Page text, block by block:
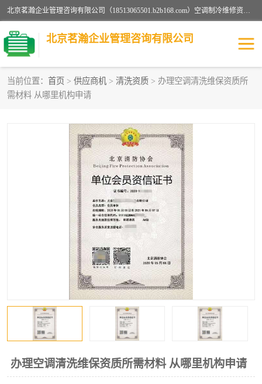
北京茗瀚企业管理咨询有限公司（18513065501.b2b168.com）空调制冷维修资质,油烟管道清洗资质,清洗行业资质公司秉承“顾客至上，锐意进缺的经营理念，我们提供高质量的产品，坚持“客户”的原则为广大客户提供贴心服务。如果你对公司的产品感兴趣，可以联系高经理，我们会用好的产品和服务让您满意。
北京茗瀚企业管理咨询有限公司
当前位置： 首页 > 供应商机 > 清洗资质 > 办理空调清洗维保资质所
需材料 从哪里机构申请
办理空调清洗维保资质所需材料 从哪里机构申请
烟道清洗资质
认证服务
防爆电气维修安装资质 空调制冷维修安装资质
矿用设备检修资质